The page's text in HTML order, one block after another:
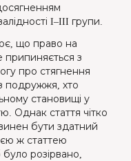
I–III групи.
що право на
з
про стягнення
подружжя, хто
становищі у
Однак стаття чітко
бути здатний
ж статтею
розірвано,